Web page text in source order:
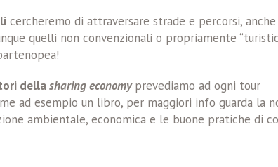
cercheremo di attraversare strade e percorsi,
quelli non convenzionali o propriamente
dellasharing economy prevediamo ad ogni tour
ad esempio un libro, per maggiori info guarda la
ambientale, economica e le buone pratiche di